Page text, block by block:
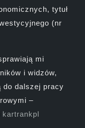
tytuł
(nr
mi
i widzów,
do dalszej pracy
–
kartrankpl